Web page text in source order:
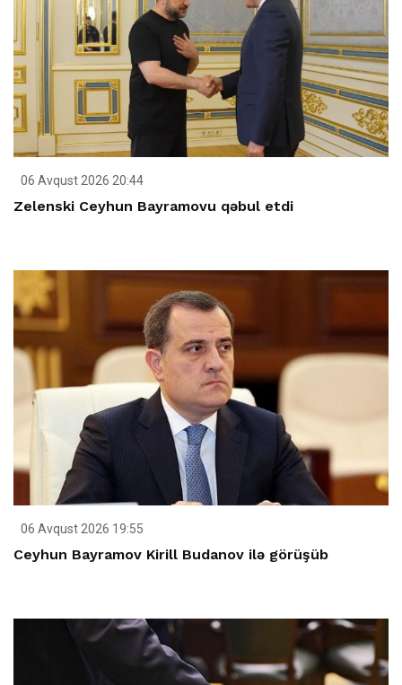
06 Avqust 2026 20:44
Zelenski Ceyhun Bayramovu qəbul etdi
06 Avqust 2026 19:55
Ceyhun Bayramov Kirill Budanov ilə görüşüb